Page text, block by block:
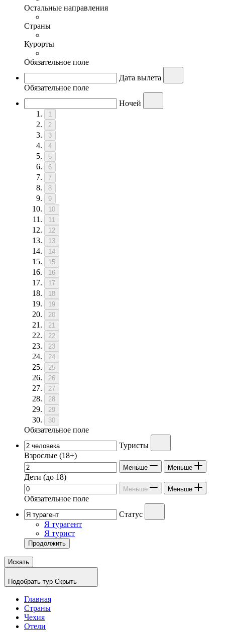
Остальные направления
Страны
Курорты
Обязательное поле
Дата вылета
Обязательное поле
Ночей
1
2
3
4
5
6
7
8
9
10
11
12
13
14
15
16
17
18
19
20
21
22
23
24
25
26
27
28
29
30
Обязательное поле
Туристы
Взрослые (18+)
Меньше Меньше
Дети (до 18)
Меньше Меньше
Обязательное поле
Статус
Я турагент
Я турист
Продолжить
Искать
Подобрать тур Скрыть
Главная
Страны
Чехия
Отели